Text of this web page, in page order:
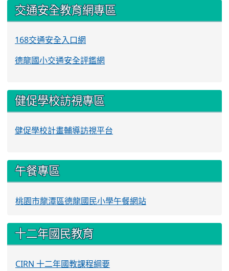
交通安全教育網專區
168交通安全入口網
德龍國小交通安全評鑑網
健促學校訪視專區
健促學校計畫輔導訪視平台
午餐專區
桃園市龍潭區德龍國民小學午餐網站
十二年國民教育
CIRN 十二年國教課程綱要